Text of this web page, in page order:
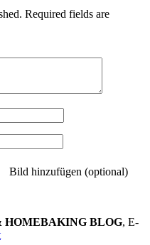
Required fields are
Bild hinzufügen (optional)
HOMEBAKING BLOG, E-